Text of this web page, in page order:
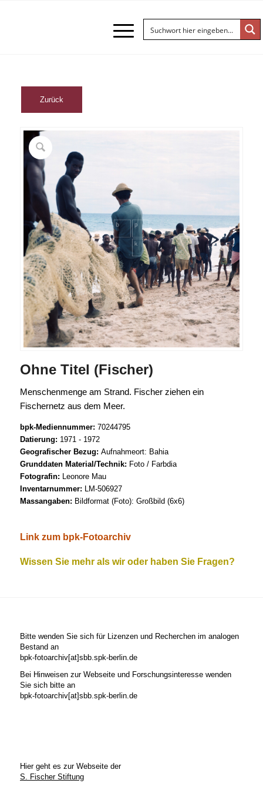
Ohne Titel (Fischer)
Menschenmenge am Strand. Fischer ziehen ein
Fischernetz aus dem Meer.
bpk-Mediennummer: 70244795
Datierung: 1971 - 1972
Geografischer Bezug: Aufnahmeort: Bahia
Grunddaten Material/Technik: Foto / Farbdia
Fotografin: Leonore Mau
Inventarnummer: LM-506927
Massangaben: Bildformat (Foto): Großbild (6x6)
Link zum bpk-Fotoarchiv
Wissen Sie mehr als wir oder haben Sie Fragen?
Bitte wenden Sie sich für Lizenzen und Recherchen im analogen
Bestand an
bpk-fotoarchiv[at]sbb.spk-berlin.de
Bei Hinweisen zur Webseite und Forschungsinteresse wenden
Sie sich bitte an
bpk-fotoarchiv[at]sbb.spk-berlin.de
Hier geht es zur Webseite der
S. Fischer Stiftung